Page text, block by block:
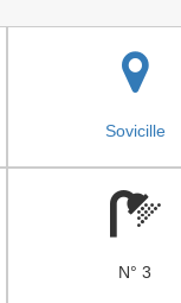
Sovicille
N° 3